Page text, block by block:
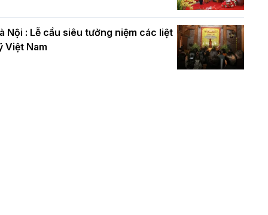
Nội : Lễ cầu siêu tưởng niệm các liệt
Việt Nam